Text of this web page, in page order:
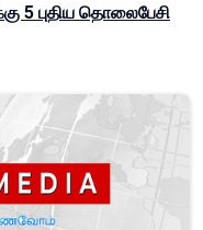
5 புதிய தொலைபேசி